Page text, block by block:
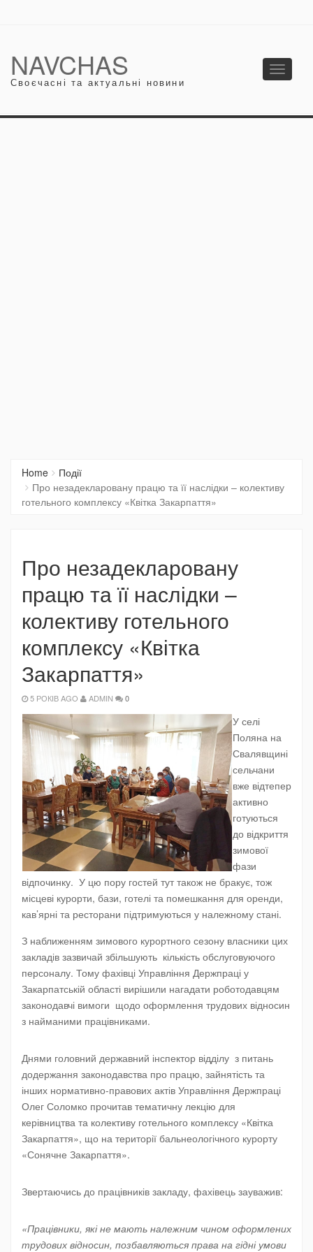
NAVCHAS
Своєчасні та актуальні новини
Toggle
Home
Події
Про незадекларовану працю та її наслідки – колективу
готельного комплексу «Квітка Закарпаття»
Про незадекларовану
працю та її наслідки –
колективу готельного
комплексу «Квітка
Закарпаття»
5 РОКІВ AGO ADMIN 0
У селі
Поляна на
Свалявщині
сельчани
вже відтепер
активно
готуються
до відкриття
зимової
фази
відпочинку. У цю пору гостей тут також не бракує, тож
місцеві курорти, бази, готелі та помешкання для оренди,
кав’ярні та ресторани підтримуються у належному стані.
З наближенням зимового курортного сезону власники цих
закладів зазвичай збільшують кількість обслуговуючого
персоналу. Тому фахівці Управління Держпраці у
Закарпатській області вирішили нагадати роботодавцям
законодавчі вимоги щодо оформлення трудових відносин
з найманими працівниками.
Днями головний державний інспектор відділу з питань
додержання законодавства про працю, зайнятість та
інших нормативно-правових актів Управління Держпраці
Олег Соломко прочитав тематичну лекцію для
керівництва та колективу готельного комплексу «Квітка
Закарпаття», що на території бальнеологічного курорту
«Сонячне Закарпаття».
Звертаючись до працівників закладу, фахівець зауважив:
«Працівники, які не мають належним чином оформлених
трудових відносин, позбавляються права на гідні умови